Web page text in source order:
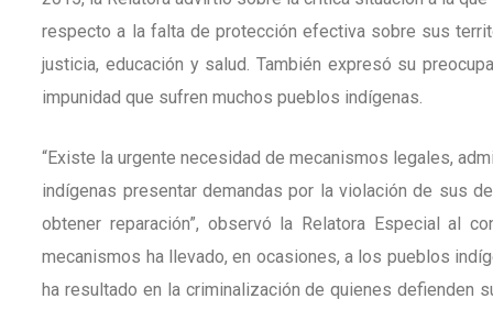
respecto a la falta de protección efectiva sobre sus
justicia, educación y salud. También expresó su
impunidad que sufren muchos pueblos indígenas.
“Existe la urgente necesidad de mecanismos legales,
indígenas presentar demandas por la violación de sus
obtener reparación”, observó la Relatora Especial al
mecanismos ha llevado, en ocasiones, a los pueblos
ha resultado en la criminalización de quienes defienden